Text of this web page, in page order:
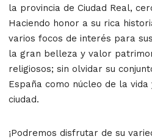
la provincia de Ciudad Real,
Haciendo honor a su rica
varios focos de interés para
la gran belleza y valor
religiosos; sin olvidar su
España como núcleo de la
ciudad.
¡Podremos disfrutar de su